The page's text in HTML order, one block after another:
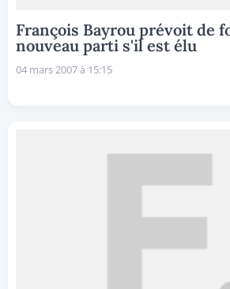
François Bayrou prévoit de
nouveau parti s'il est élu
04 mars 2007 à 15:15